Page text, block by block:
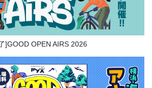
]GOOD OPEN AIRS 2026